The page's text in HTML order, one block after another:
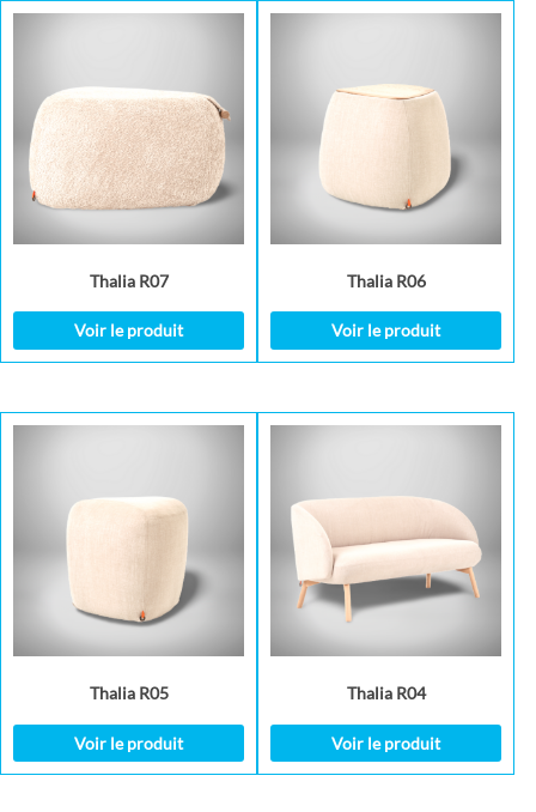
Thalia R07
Voir le produit
Thalia R06
Voir le produit
Thalia R05
Voir le produit
Thalia R04
Voir le produit